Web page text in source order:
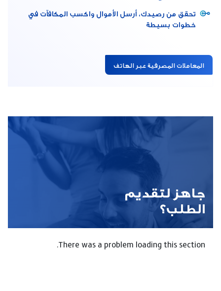
تحقق من رصيدك، أرسل الأموال واكسب المكافآت في
خطوات بسيطة
المعاملات المصرفية عبر الهاتف
جاهز لتقديم
الطلب؟
There was a problem loading this section.